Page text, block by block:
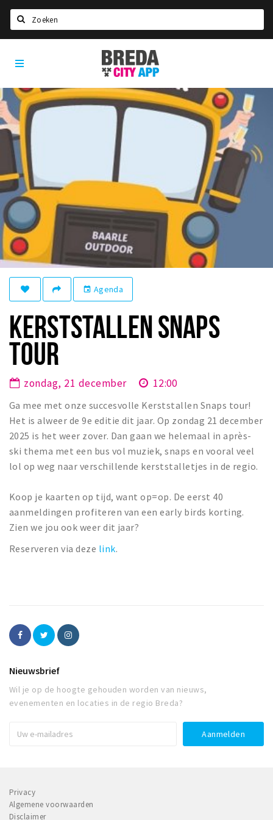
Home
Agenda
Deals
Party pics
Nieuws, interviews & blogs
Eten
Drinken
Slapen
Recreatief
Winkels
Winkelgebieden
Bezienswaardigheden
Musea, theaters & podia
Uitjes & activiteiten
Toeristische routes
Natuurgebieden
Baroniepoorten
Sport
Inloggen
Breda
City
App
event Agenda
KERSTSTALLEN SNAPS
TOUR
zondag, 21 december 12:00
Ga mee met onze succesvolle Kerststallen Snaps tour!
Het is alweer de 9e editie dit jaar. Op zondag 21 december
2025 is het weer zover. Dan gaan we helemaal in après-
ski thema met een bus vol muziek, snaps en vooral veel
lol op weg naar verschillende kerststalletjes in de regio.
Koop je kaarten op tijd, want op=op. De eerst 40
aanmeldingen profiteren van een early birds korting.
Zien we jou ook weer dit jaar?
Reserveren via deze link.
Nieuwsbrief
Wil je op de hoogte gehouden worden van nieuws,
evenementen en locaties in de regio Breda?
Privacy
Algemene voorwaarden
Disclaimer